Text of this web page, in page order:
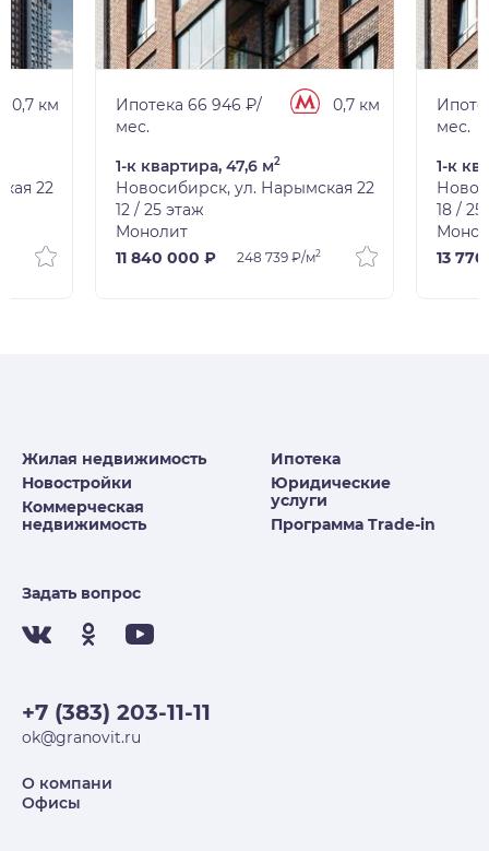
0,7 км
22
Ипотека 66 946 ₽/
мес.
0,7 км
1-к квартира, 47,6 м2
Новосибирск, ул. Нарымская 22
12 / 25 этаж
Монолит
11 840 000 ₽
248 739 ₽/м2
мес.
1-к
18 /
13
Жилая недвижимость
Новостройки
Коммерческая
недвижимость
Ипотека
Юридические
услуги
Программа Trade-in
Задать вопрос
+7 (383) 203-11-11
ok@granovit.ru
О компани
Офисы